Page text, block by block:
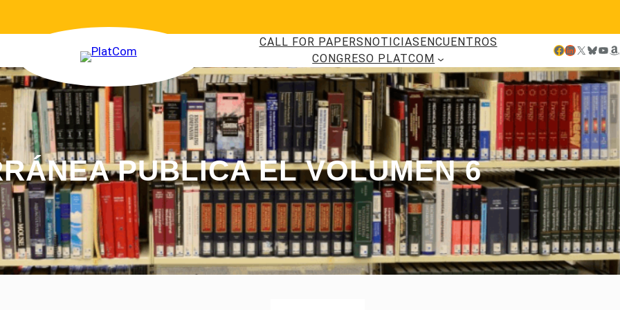
CALL FOR PAPERS NOTICIAS ENCUENTROS
CONGRESO PLATCOM
Facebook LinkedIn X Bluesky YouTube Amazon
PUBLICA EL VOLUMEN 6